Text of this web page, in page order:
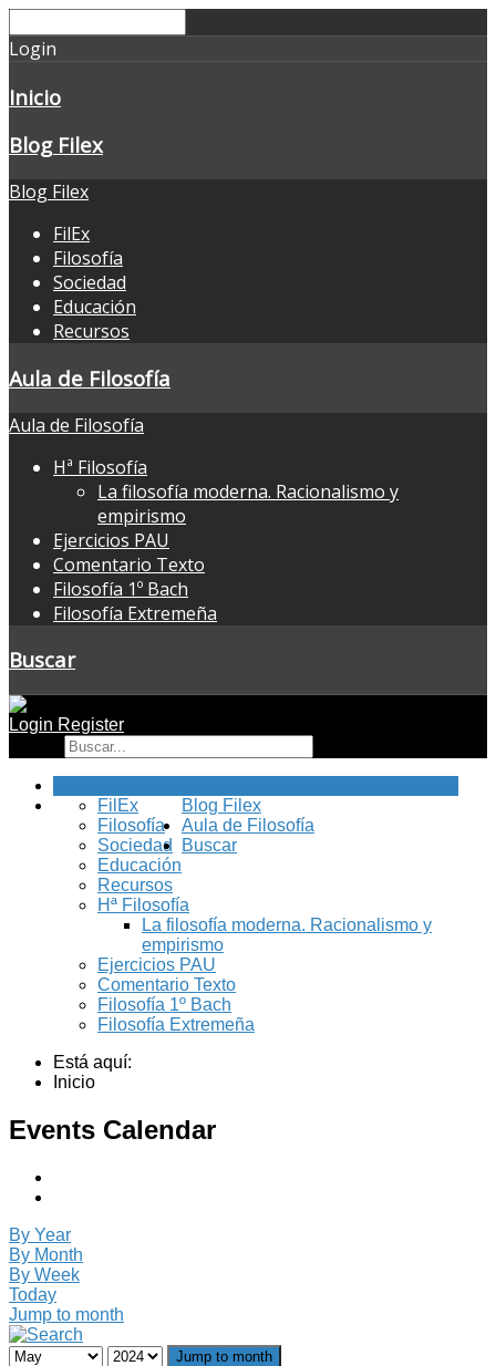
Login
Inicio
Blog Filex
Blog Filex
FilEx
Filosofía
Sociedad
Educación
Recursos
Aula de Filosofía
Aula de Filosofía
Hª Filosofía
La filosofía moderna. Racionalismo y
empirismo
Ejercicios PAU
Comentario Texto
Filosofía 1º Bach
Filosofía Extremeña
Buscar
Login Register
Blog Filex
FilEx
Filosofía
Sociedad
Educación
Recursos
Aula de Filosofía
Hª Filosofía
La filosofía moderna. Racionalismo y
empirismo
Ejercicios PAU
Comentario Texto
Filosofía 1º Bach
Filosofía Extremeña
Buscar
Está aquí:
Inicio
Events Calendar
By Year
By Month
By Week
Today
Jump to month
Jump to month